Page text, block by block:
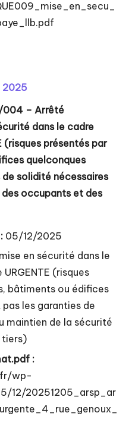
2025
004 – Arrêté
dans le cadre
(risques présentés par
quelconques
solidité nécessaires
occupants et des
05/12/2025
mise en sécurité dans le
(risques
bâtiments ou édifices
les garanties de
maintien de la sécurité
tiers)
:
wp-
12/20251205_arsp_ar